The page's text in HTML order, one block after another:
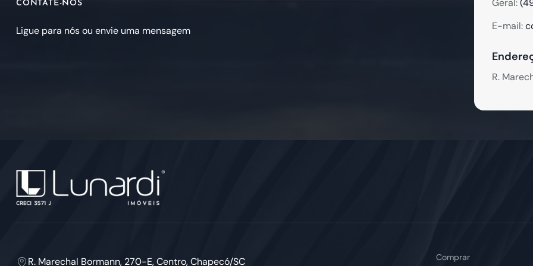
CONTATE-NOS
Ligue para nós ou envie uma mensagem
Geral:
E-mail:
R.
R. Marechal Bormann, 270-E, Centro, Chapecó/SC Comprar